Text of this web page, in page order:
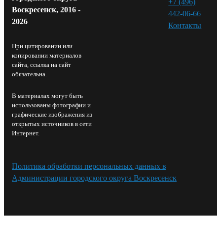
Воскресенск, 2016 -
2026
При цитировании или
копировании материалов
сайта, ссылка на сайт
обязательна.
В материалах могут быть
использованы фотографии и
графические изображения из
открытых источников в сети
Интернет.
442-06-66
Контакты⁠
Политика обработки персональных данных в
Администрации городского округа Воскресенск